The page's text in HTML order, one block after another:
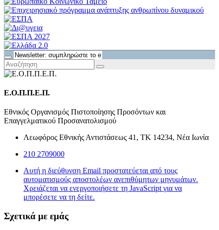
Ε.Ο.Π.Π.Ε.Π.
Εθνικός Οργανισμός Πιστοποίησης Προσόντων και
Επαγγελματικού Προσανατολισμού
Λεωφόρος Εθνικής Αντιστάσεως 41, ΤΚ 14234, Νέα Ιωνία
210 2709000
Αυτή η διεύθυνση Email προστατεύεται από τους
αυτοματισμούς αποστολέων ανεπιθύμητων μηνυμάτων.
Χρειάζεται να ενεργοποιήσετε τη JavaScript για να
μπορέσετε να τη δείτε.
Σχετικά με εμάς